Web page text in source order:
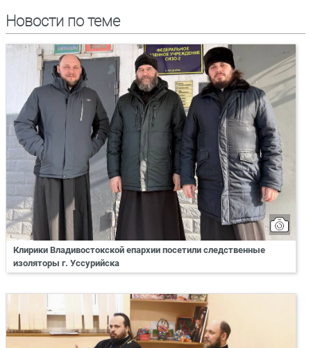
Новости по теме
Клирики Владивостокской епархии посетили следственные
изоляторы г. Уссурийска